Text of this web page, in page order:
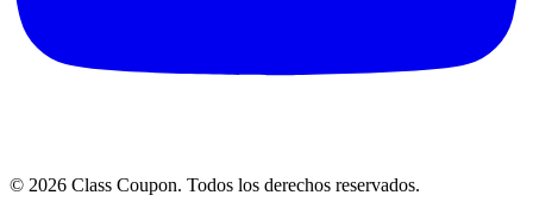
© 2026 Class Coupon. Todos los derechos reservados.